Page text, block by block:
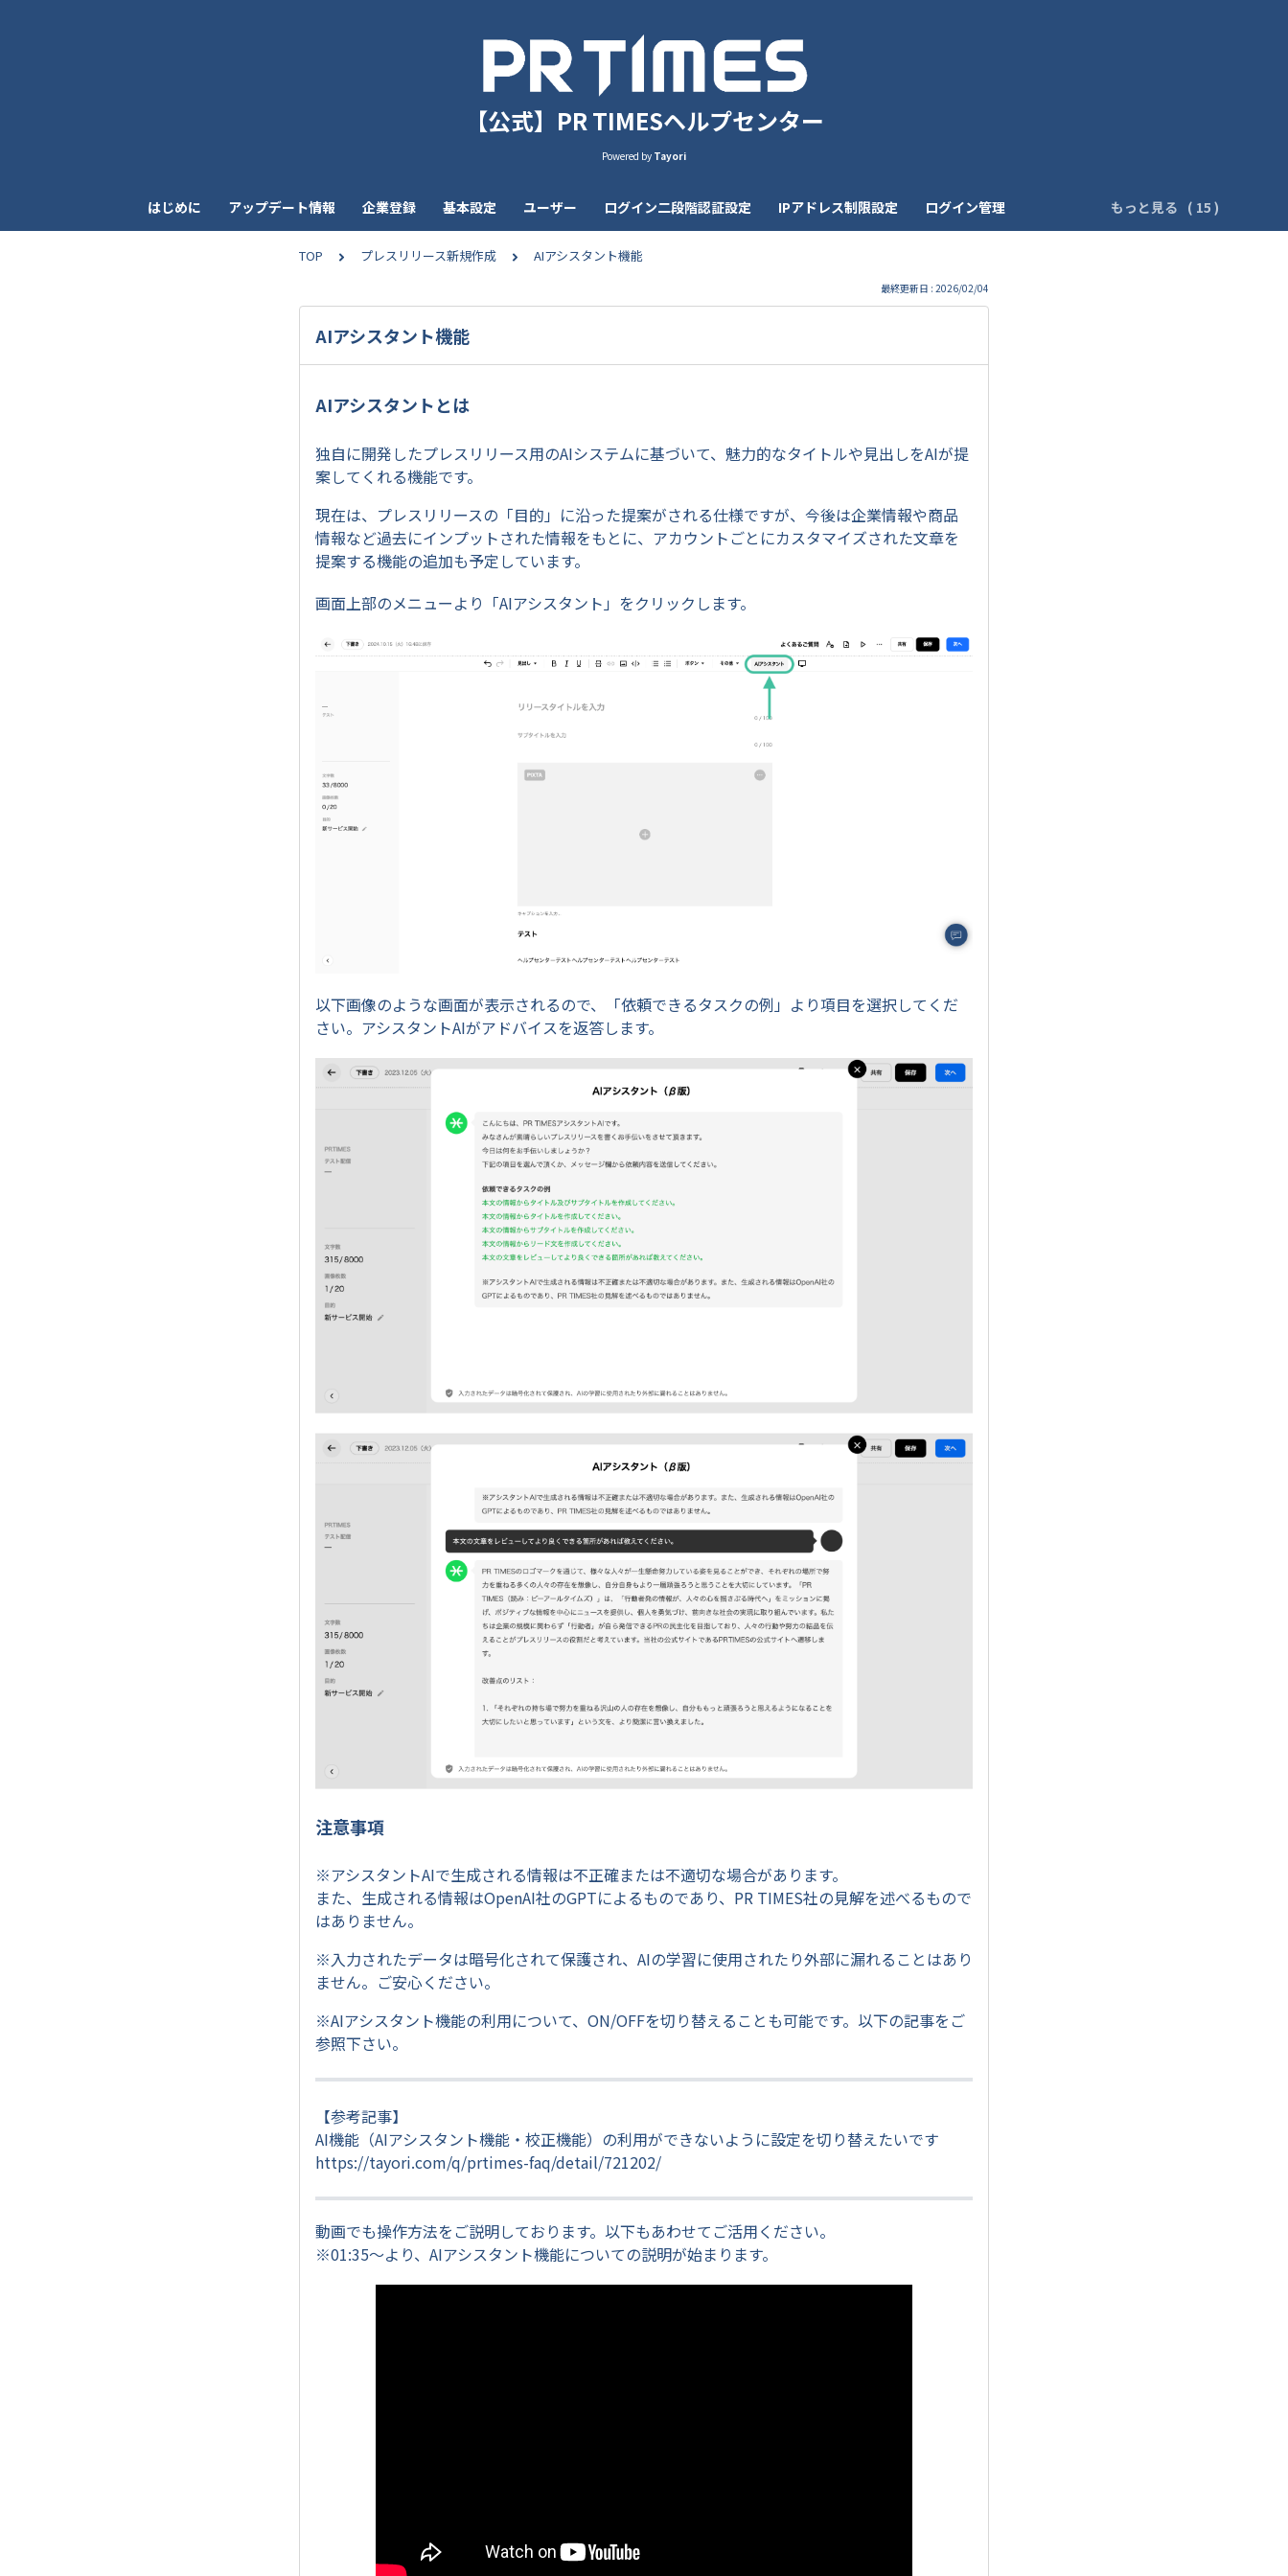
【公式】PR TIMESヘルプセンター
Powered by Tayori
はじめに アップデート情報 企業登録 基本設定 ユーザー ログイン二段階認証設定 IPアドレス制限設定 ログイン管理 もっと見る
TOP プレスリリース新規作成 AIアシスタント機能
最終更新日 : 2026/02/04
AIアシスタント機能
AIアシスタントとは
独自に開発したプレスリリース用のAIシステムに基づいて、魅力的なタイトルや見出しをAIが提
案してくれる機能です。
現在は、プレスリリースの「目的」に沿った提案がされる仕様ですが、今後は企業情報や商品
情報など過去にインプットされた情報をもとに、アカウントごとにカスタマイズされた文章を
提案する機能の追加も予定しています。
画面上部のメニューより「AIアシスタント」をクリックします。
以下画像のような画面が表示されるので、「依頼できるタスクの例」より項目を選択してくだ
さい。アシスタントAIがアドバイスを返答します。
注意事項
※アシスタントAIで生成される情報は不正確または不適切な場合があります。
また、生成される情報はOpenAI社のGPTによるものであり、PR TIMES社の見解を述べるもので
はありません。
※入力されたデータは暗号化されて保護され、AIの学習に使用されたり外部に漏れることはあり
ません。ご安心ください。
※AIアシスタント機能の利用について、ON/OFFを切り替えることも可能です。以下の記事をご
参照下さい。
【参考記事】
AI機能（AIアシスタント機能・校正機能）の利用ができないように設定を切り替えたいです
https://tayori.com/q/prtimes-faq/detail/721202/
動画でも操作方法をご説明しております。以下もあわせてご活用ください。
※01:35～より、AIアシスタント機能についての説明が始まります。